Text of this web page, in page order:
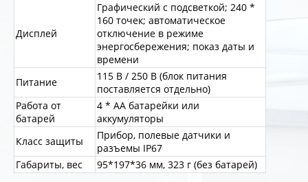
Дисплей
Графический с подсветкой; 240 *
160 точек; автоматическое
отключение в режиме
энергосбережения; показ даты и
времени
Питание
115 В / 250 В (блок питания
поставляется отдельно)
Работа от
батарей
4 * АА батарейки или
аккумуляторы
Класс защиты
Прибор, полевые датчики и
разъемы IP67
Габариты, вес
95*197*36 мм, 323 г (без батарей)